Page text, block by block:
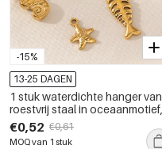
-15%
13-25 DAGEN
1 stuk waterdichte hanger van
roestvrij staal in oceaanmotief,
goudkleurig
€0,52 €0,61
MOQ van 1 stuk